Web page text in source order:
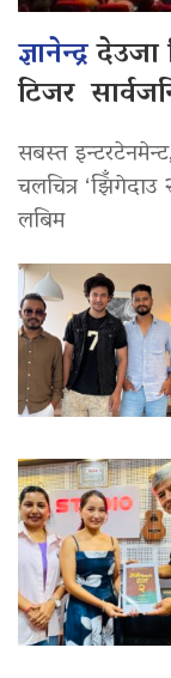
ज्ञानेन्द्रदेउजा
टिजर
सबस्त
चलचित्र
लबिम